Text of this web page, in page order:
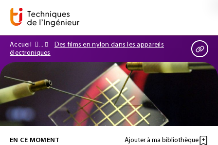
Accueil
Des films en nylon dans les appareils
électroniques
EN CE MOMENT Ajouter à ma bibliothèque